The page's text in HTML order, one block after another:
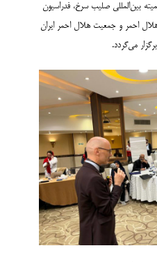
بین‌المللی صلیب سرخ، فدراسیون
احمر و جمعیت هلال احمر ایران